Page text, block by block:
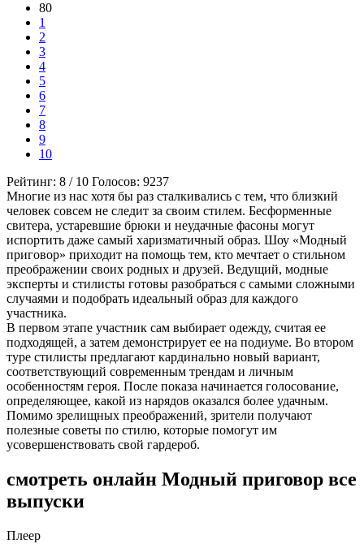
80
1
2
3
4
5
6
7
8
9
10
Рейтинг: 8 / 10 Голосов: 9237
Многие из нас хотя бы раз сталкивались с тем, что близкий
человек совсем не следит за своим стилем. Бесформенные
свитера, устаревшие брюки и неудачные фасоны могут
испортить даже самый харизматичный образ. Шоу «Модный
приговор» приходит на помощь тем, кто мечтает о стильном
преображении своих родных и друзей. Ведущий, модные
эксперты и стилисты готовы разобраться с самыми сложными
случаями и подобрать идеальный образ для каждого
участника.
В первом этапе участник сам выбирает одежду, считая ее
подходящей, а затем демонстрирует ее на подиуме. Во втором
туре стилисты предлагают кардинально новый вариант,
соответствующий современным трендам и личным
особенностям героя. После показа начинается голосование,
определяющее, какой из нарядов оказался более удачным.
Помимо зрелищных преображений, зрители получают
полезные советы по стилю, которые помогут им
усовершенствовать свой гардероб.
смотреть онлайн Модный приговор все
выпуски
Плеер